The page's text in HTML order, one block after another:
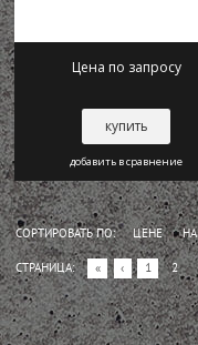
Цена по запросу
купить
добавить в сравнение
СОРТИРОВАТЬ ПО: ЦЕНЕ
СТРАНИЦА: « ‹ 1 2